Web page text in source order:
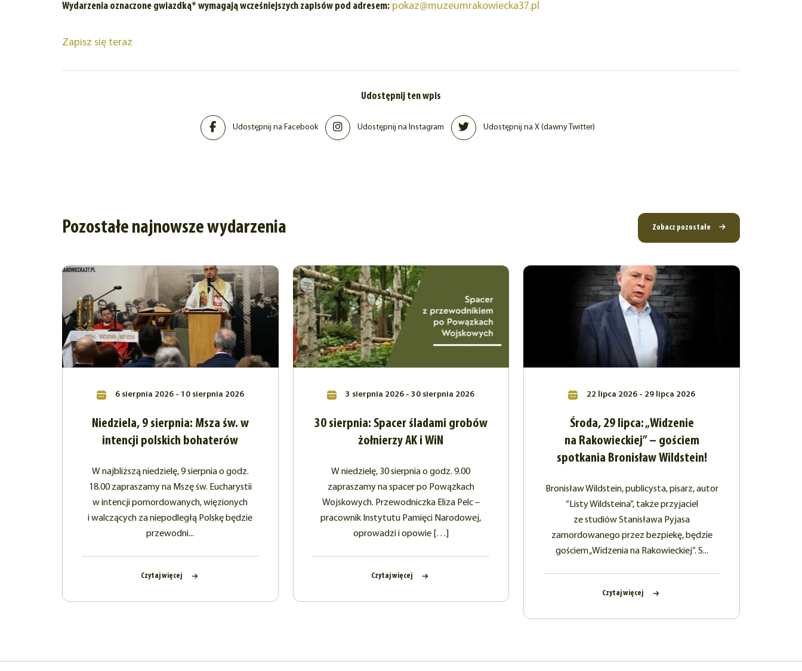
Wydarzenia oznaczone gwiazdką* wymagają wcześniejszych zapisów pod adresem: pokaz@muzeumrakowiecka37.pl
Zapisz się teraz
Udostępnij ten wpis
Udostępnij na Facebook Udostępnij na Instagram Udostępnij na X (dawny Twitter)
Pozostałe najnowsze wydarzenia Zobacz pozostałe
6 sierpnia 2026 - 10 sierpnia 2026
Niedziela, 9 sierpnia: Msza św. w
intencji polskich bohaterów
W najbliższą niedzielę, 9 sierpnia o godz.
18.00 zapraszamy na Mszę św. Eucharystii
w intencji pomordowanych, więzionych
i walczących za niepodległą Polskę będzie
przewodni...
Czytaj więcej
3 sierpnia 2026 - 30 sierpnia 2026
30 sierpnia: Spacer śladami grobów
żołnierzy AK i WiN
W niedzielę, 30 sierpnia o godz. 9.00
zapraszamy na spacer po Powązkach
Wojskowych. Przewodniczka Eliza Pelc –
pracownik Instytutu Pamięci Narodowej,
oprowadzi i opowie […]
Czytaj więcej
22 lipca 2026 - 29 lipca 2026
Środa, 29 lipca: „Widzenie
na Rakowieckiej” – gościem
spotkania Bronisław Wildstein!
Bronisław Wildstein, publicysta, pisarz, autor
“Listy Wildsteina”, także przyjaciel
ze studiów Stanisława Pyjasa
zamordowanego przez bezpiekę, będzie
gościem „Widzenia na Rakowieckiej”. S...
Czytaj więcej